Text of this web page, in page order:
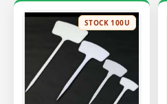
STOCK 100U